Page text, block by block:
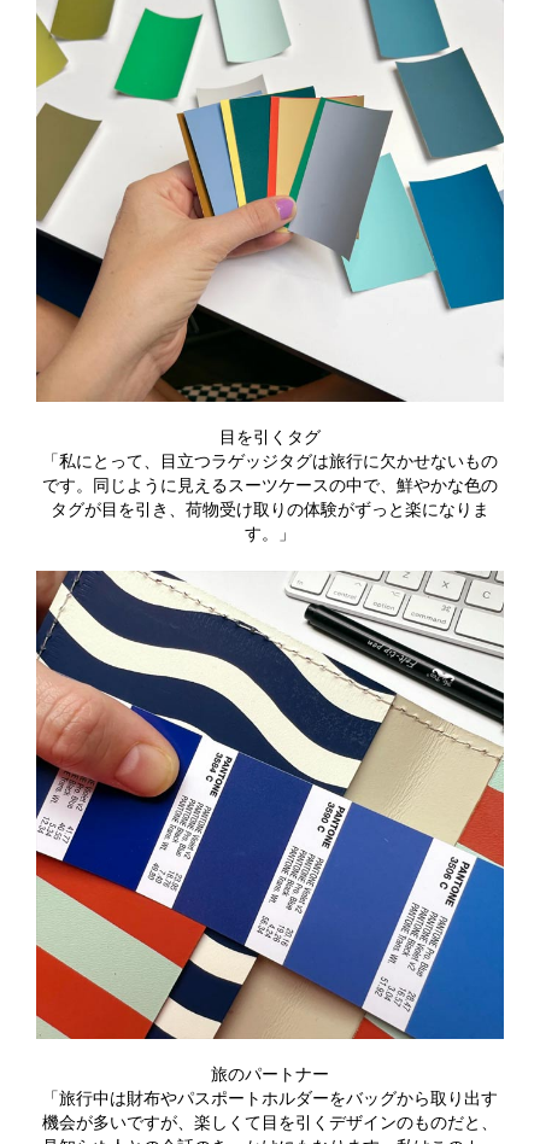
目を引くタグ
「私にとって、目立つラゲッジタグは旅行に欠かせないもの
です。同じように見えるスーツケースの中で、鮮やかな色の
タグが目を引き、荷物受け取りの体験がずっと楽になりま
す。」
旅のパートナー
「旅行中は財布やパスポートホルダーをバッグから取り出す
機会が多いですが、楽しくて目を引くデザインのものだと、